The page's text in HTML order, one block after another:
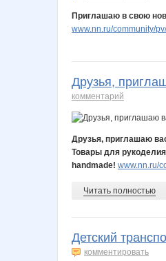
Приглашаю в свою
www.nn.ru/community/
Друзья,
комментарий
Друзья, приглашаю
Товары для
handmade! www.nn.ru/
Читать полностью
Детский
комментировать